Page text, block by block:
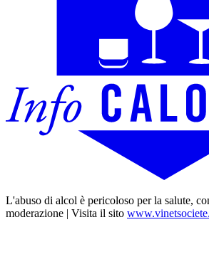
L'abuso di alcol è pericoloso per la salute,
moderazione | Visita il sito